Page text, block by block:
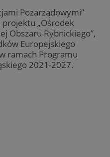
Pozarządowymi”
„Ośrodek
Obszaru Rybnickiego”,
Europejskiego
ramach Programu
2021-2027.